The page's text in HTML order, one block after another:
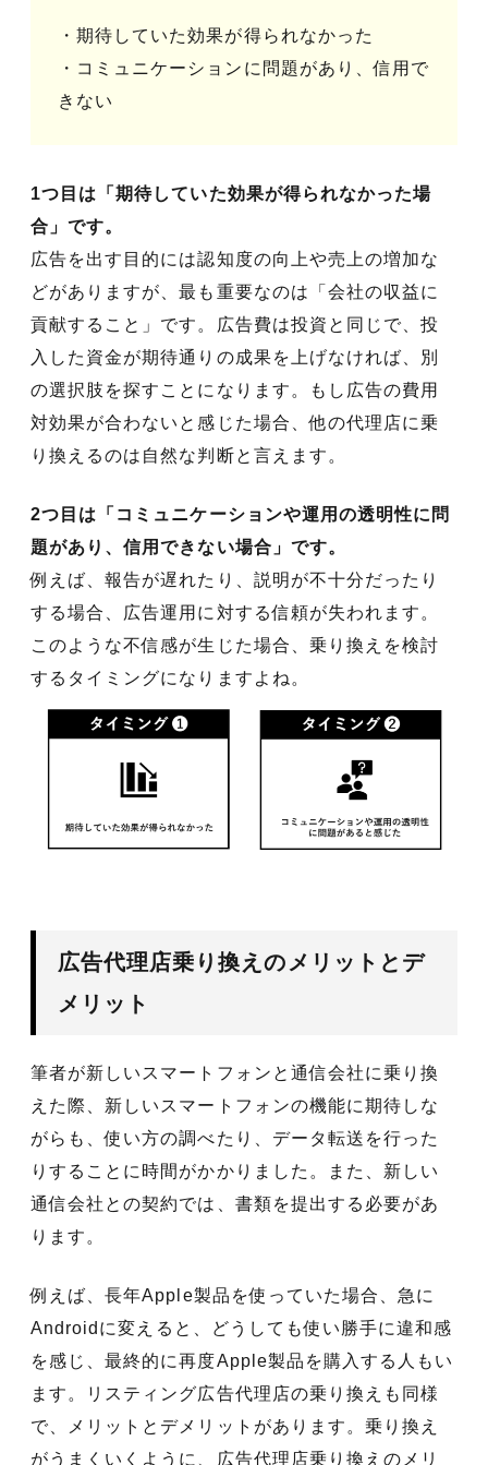
・期待していた効果が得られなかった
・コミュニケーションに問題があり、信用で
きない
1つ目は「期待していた効果が得られなかった場
合」です。
広告を出す目的には認知度の向上や売上の増加な
どがありますが、最も重要なのは「会社の収益に
貢献すること」です。広告費は投資と同じで、投
入した資金が期待通りの成果を上げなければ、別
の選択肢を探すことになります。もし広告の費用
対効果が合わないと感じた場合、他の代理店に乗
り換えるのは自然な判断と言えます。
2つ目は「コミュニケーションや運用の透明性に問
題があり、信用できない場合」です。
例えば、報告が遅れたり、説明が不十分だったり
する場合、広告運用に対する信頼が失われます。
このような不信感が生じた場合、乗り換えを検討
するタイミングになりますよね。
広告代理店乗り換えのメリットとデ
メリット
筆者が新しいスマートフォンと通信会社に乗り換
えた際、新しいスマートフォンの機能に期待しな
がらも、使い方の調べたり、データ転送を行った
りすることに時間がかかりました。また、新しい
通信会社との契約では、書類を提出する必要があ
ります。
例えば、長年Apple製品を使っていた場合、急に
Androidに変えると、どうしても使い勝手に違和感
を感じ、最終的に再度Apple製品を購入する人もい
ます。リスティング広告代理店の乗り換えも同様
で、メリットとデメリットがあります。乗り換え
がうまくいくように、広告代理店乗り換えのメリ